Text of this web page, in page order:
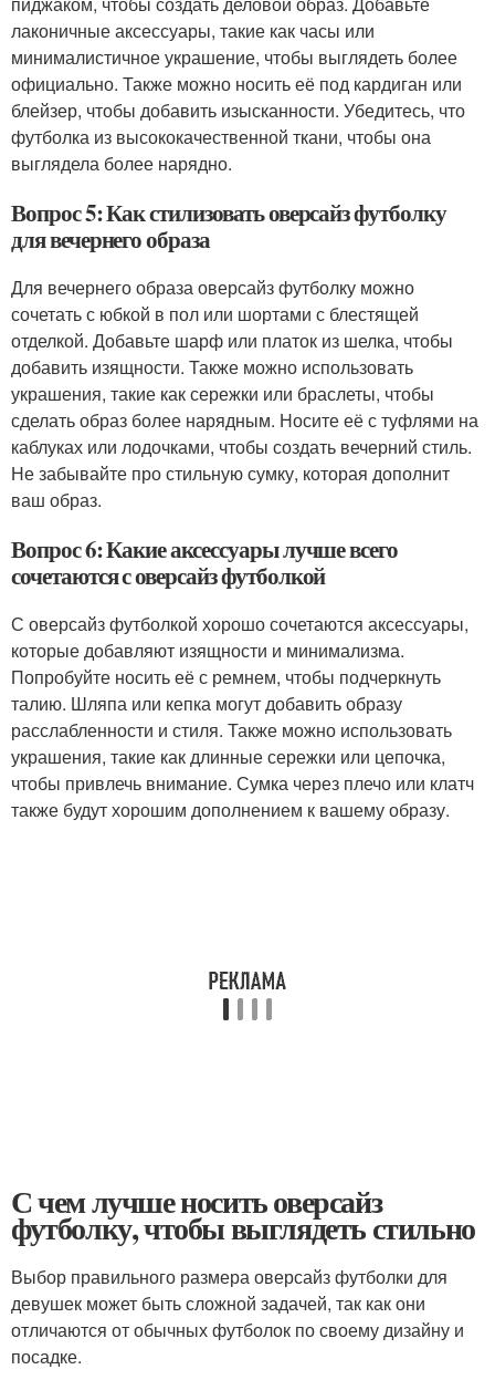
лаконичные аксессуары, такие как часы или
минималистичное украшение, чтобы выглядеть более
официально. Также можно носить её под кардиган или
блейзер, чтобы добавить изысканности. Убедитесь, что
футболка из высококачественной ткани, чтобы она
выглядела более нарядно.
Вопрос 5: Как стилизовать оверсайз футболку
для вечернего образа
Для вечернего образа оверсайз футболку можно
сочетать с юбкой в пол или шортами с блестящей
отделкой. Добавьте шарф или платок из шелка, чтобы
добавить изящности. Также можно использовать
украшения, такие как сережки или браслеты, чтобы
сделать образ более нарядным. Носите её с туфлями на
каблуках или лодочками, чтобы создать вечерний стиль.
Не забывайте про стильную сумку, которая дополнит
ваш образ.
Вопрос 6: Какие аксессуары лучше всего
сочетаются с оверсайз футболкой
С оверсайз футболкой хорошо сочетаются аксессуары,
которые добавляют изящности и минимализма.
Попробуйте носить её с ремнем, чтобы подчеркнуть
талию. Шляпа или кепка могут добавить образу
расслабленности и стиля. Также можно использовать
украшения, такие как длинные сережки или цепочка,
чтобы привлечь внимание. Сумка через плечо или клатч
также будут хорошим дополнением к вашему образу.
С чем лучше носить оверсайз
футболку, чтобы выглядеть стильно
Выбор правильного размера оверсайз футболки для
девушек может быть сложной задачей, так как они
отличаются от обычных футболок по своему дизайну и
посадке.